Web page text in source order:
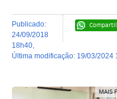
publicado:
24/09/2018
18h40
última modificação: 19/03/2024